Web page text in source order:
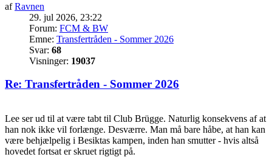
afRavnen
29. jul 2026, 23:22
Forum: FCM & BW
Emne: Transfertråden - Sommer 2026
Svar: 68
Visninger: 19037
Re: Transfertråden - Sommer 2026
Lee ser ud til at være tabt til Club Brügge. Naturlig konsekvens af at
han nok ikke vil forlænge. Desværre. Man må bare håbe, at han kan
være behjælpelig i Besiktas kampen, inden han smutter - hvis altså
hovedet fortsat er skruet rigtigt på.